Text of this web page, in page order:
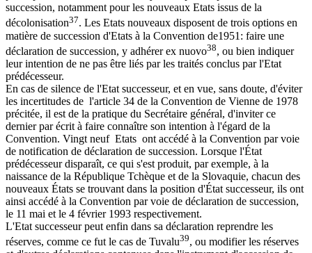
succession, notamment pour les nouveaux Etats issus de la
décolonisation37. Les Etats nouveaux disposent de trois options en
matière de succession d'Etats à la Convention de1951: faire une
déclaration de succession, y adhérer ex nuovo38, ou bien indiquer
leur intention de ne pas être liés par les traités conclus par l'Etat
prédécesseur.
En cas de silence de l'Etat successeur, et en vue, sans doute, d'éviter
les incertitudes de l'article 34 de la Convention de Vienne de 1978
précitée, il est de la pratique du Secrétaire général, d'inviter ce
dernier par écrit à faire connaître son intention à l'égard de la
Convention. Vingt neuf Etats ont accédé à la Convention par voie
de notification de déclaration de succession. Lorsque l'État
prédécesseur disparaît, ce qui s'est produit, par exemple, à la
naissance de la République Tchèque et de la Slovaquie, chacun des
nouveaux États se trouvant dans la position d'État successeur, ils ont
ainsi accédé à la Convention par voie de déclaration de succession,
le 11 mai et le 4 février 1993 respectivement.
L'Etat successeur peut enfin dans sa déclaration reprendre les
réserves, comme ce fut le cas de Tuvalu39, ou modifier les réserves